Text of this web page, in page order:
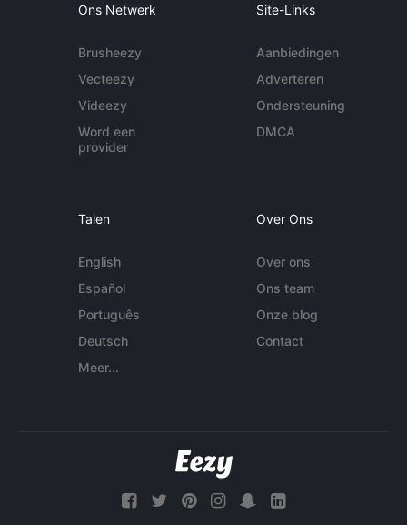
Ons Netwerk
Brusheezy
Vecteezy
Videezy
Word een
provider
Site-Links
Aanbiedingen
Adverteren
Ondersteuning
DMCA
Talen
English
Español
Português
Deutsch
Meer...
Over Ons
Over ons
Ons team
Onze blog
Contact